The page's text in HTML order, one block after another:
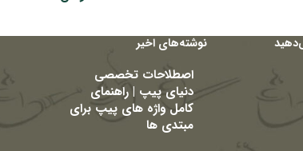
نوشته‌های اخیر
اصطلاحات تخصصی
دنیای پیپ | راهنمای
کامل واژه های پیپ برای
مبتدی ها